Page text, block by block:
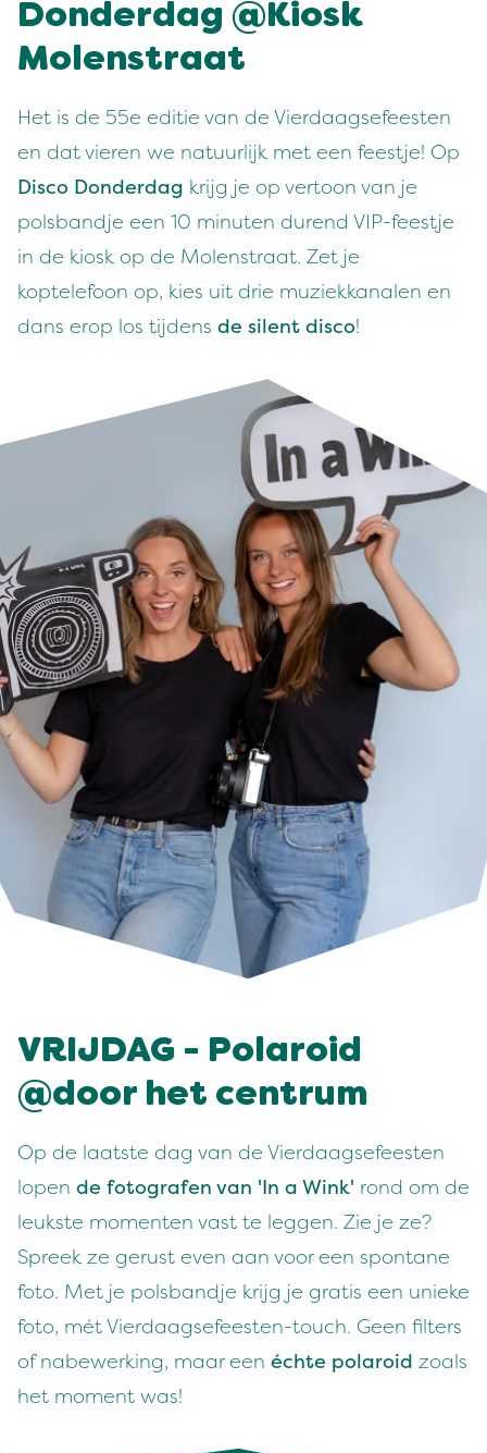
Donderdag @Kiosk
Molenstraat
Het is de 55e editie van de Vierdaagsefeesten
en dat vieren we natuurlijk met een feestje! Op
Disco Donderdag krijg je op vertoon van je
polsbandje een 10 minuten durend VIP-feestje
in de kiosk op de Molenstraat. Zet je
koptelefoon op, kies uit drie muziekkanalen en
dans erop los tijdens de silent disco!
VRIJDAG - Polaroid
@door het centrum
Op de laatste dag van de Vierdaagsefeesten
lopen de fotografen van 'In a Wink' rond om de
leukste momenten vast te leggen. Zie je ze?
Spreek ze gerust even aan voor een spontane
foto. Met je polsbandje krijg je gratis een unieke
foto, mét Vierdaagsefeesten-touch. Geen filters
of nabewerking, maar een échte polaroid zoals
het moment was!